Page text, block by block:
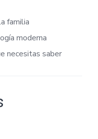
familia
moderna
necesitas saber